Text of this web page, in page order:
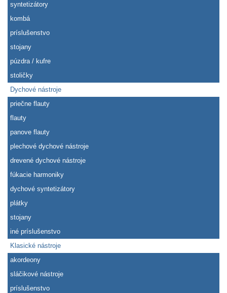
syntetizátory
kombá
príslušenstvo
stojany
púzdra / kufre
stoličky
Dychové nástroje
priečne flauty
flauty
panove flauty
plechové dychové nástroje
drevené dychové nástroje
fúkacie harmoniky
dychové syntetizátory
plátky
stojany
iné príslušenstvo
Klasické nástroje
akordeony
sláčikové nástroje
príslušenstvo